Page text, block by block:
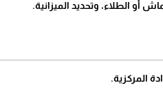
المركزية.